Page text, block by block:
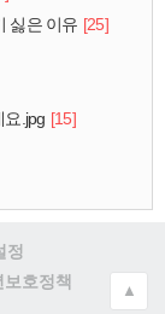
싫은 이유 [25]
.jpg [15]
정
보호정책
▲